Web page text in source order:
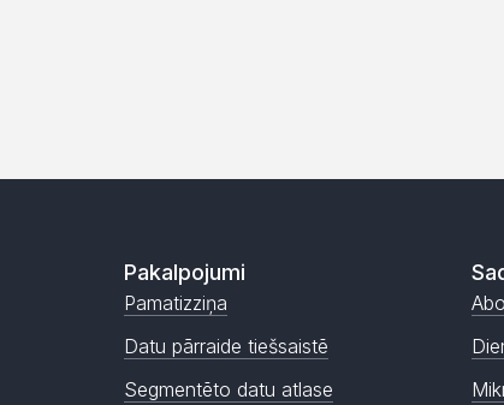
Pakalpojumi
Pamatizziņa
Datu pārraide tiešsaistē
Segmentēto datu atlase